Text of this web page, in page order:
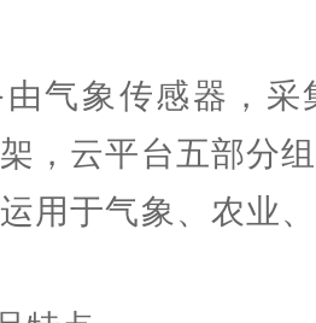
象传感器，采
，云平台五部分
用于气象、农业